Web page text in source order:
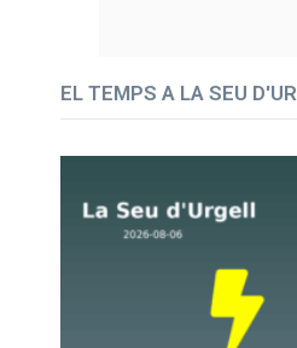
EL TEMPS A LA SEU